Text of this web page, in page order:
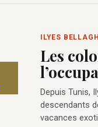
ILYES
Les
Depuis Tunis,
descendants
vacances